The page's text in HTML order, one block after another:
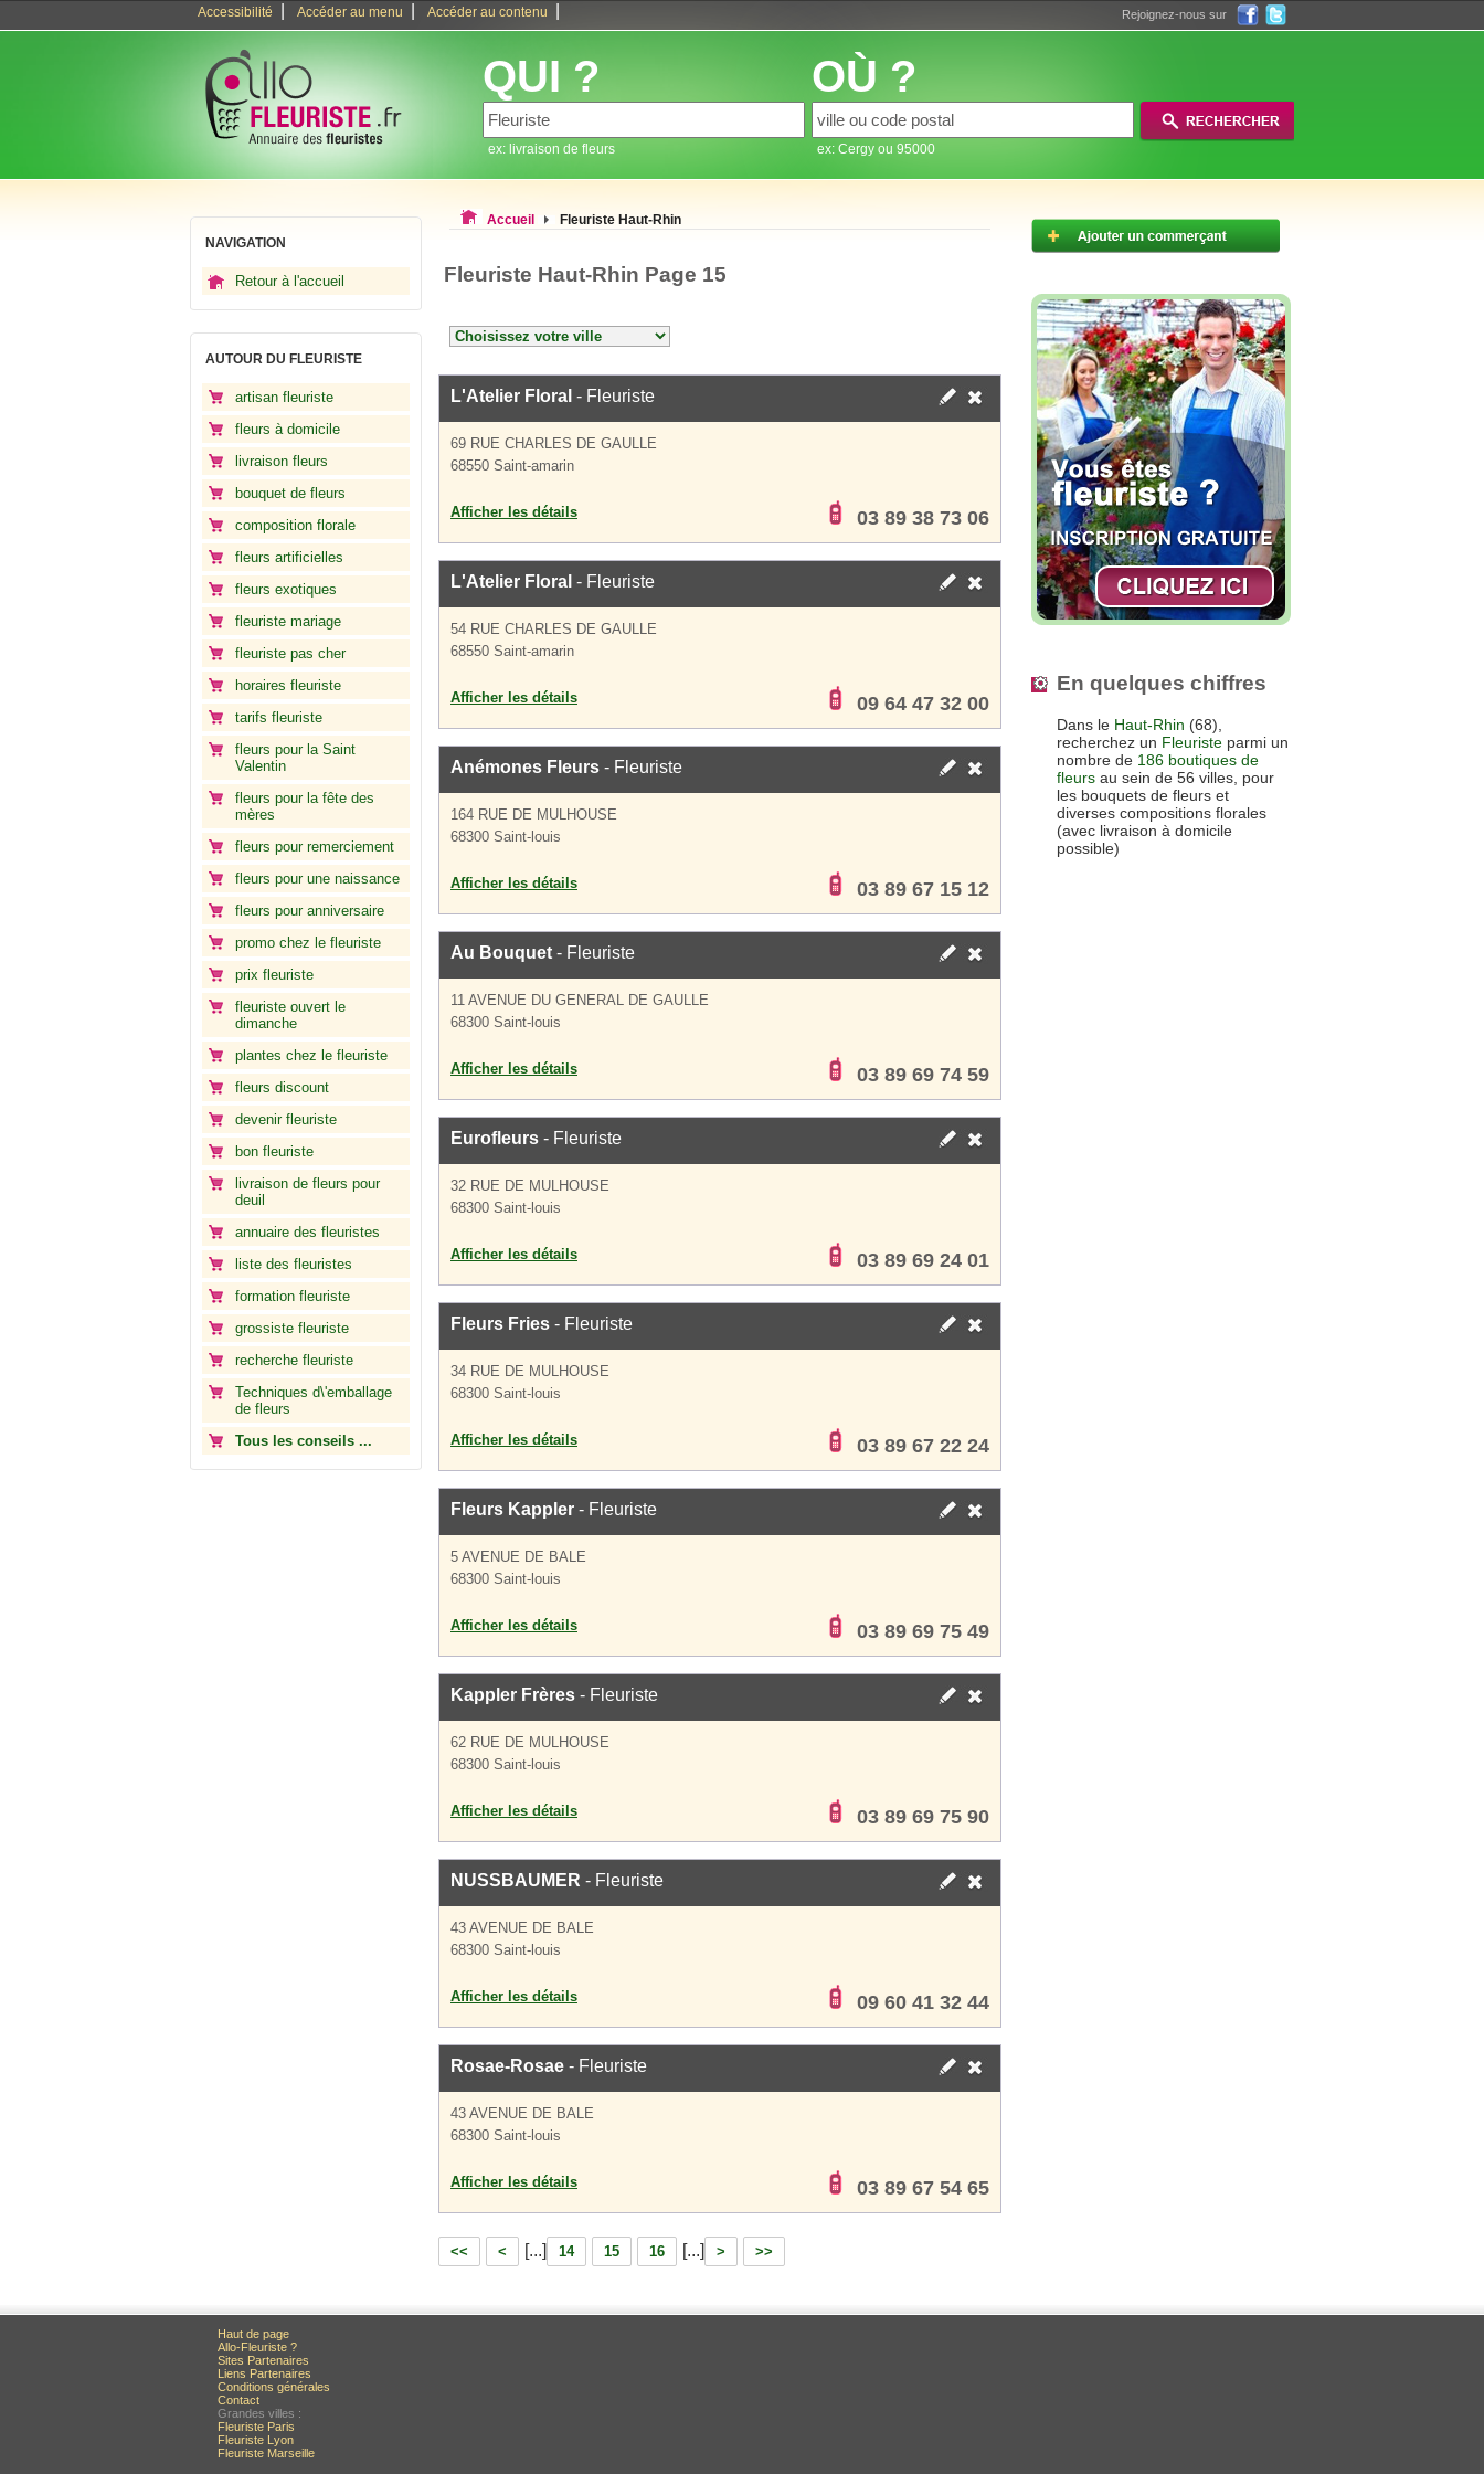
Accessibilité Accéder au menu Accéder au contenu Rejoignez-nous sur
QUI ?
ex: livraison de fleurs
OÙ ?
ex: Cergy ou 95000
NAVIGATION
Retour à l'accueil
AUTOUR DU FLEURISTE
artisan fleuriste
fleurs à domicile
livraison fleurs
bouquet de fleurs
composition florale
fleurs artificielles
fleurs exotiques
fleuriste mariage
fleuriste pas cher
horaires fleuriste
tarifs fleuriste
fleurs pour la Saint
Valentin
fleurs pour la fête des
mères
fleurs pour remerciement
fleurs pour une naissance
fleurs pour anniversaire
promo chez le fleuriste
prix fleuriste
fleuriste ouvert le
dimanche
plantes chez le fleuriste
fleurs discount
devenir fleuriste
bon fleuriste
livraison de fleurs pour
deuil
annuaire des fleuristes
liste des fleuristes
formation fleuriste
grossiste fleuriste
recherche fleuriste
Techniques d\'emballage
de fleurs
Tous les conseils ...
Accueil Fleuriste Haut-Rhin
Fleuriste Haut-Rhin Page 15
L'Atelier Floral - Fleuriste
69 RUE CHARLES DE GAULLE
68550 Saint-amarin
Afficher les détails 03 89 38 73 06
L'Atelier Floral - Fleuriste
54 RUE CHARLES DE GAULLE
68550 Saint-amarin
Afficher les détails 09 64 47 32 00
Anémones Fleurs - Fleuriste
164 RUE DE MULHOUSE
68300 Saint-louis
Afficher les détails 03 89 67 15 12
Au Bouquet - Fleuriste
11 AVENUE DU GENERAL DE GAULLE
68300 Saint-louis
Afficher les détails 03 89 69 74 59
Eurofleurs - Fleuriste
32 RUE DE MULHOUSE
68300 Saint-louis
Afficher les détails 03 89 69 24 01
Fleurs Fries - Fleuriste
34 RUE DE MULHOUSE
68300 Saint-louis
Afficher les détails 03 89 67 22 24
Fleurs Kappler - Fleuriste
5 AVENUE DE BALE
68300 Saint-louis
Afficher les détails 03 89 69 75 49
Kappler Frères - Fleuriste
62 RUE DE MULHOUSE
68300 Saint-louis
Afficher les détails 03 89 69 75 90
NUSSBAUMER - Fleuriste
43 AVENUE DE BALE
68300 Saint-louis
Afficher les détails 09 60 41 32 44
Rosae-Rosae - Fleuriste
43 AVENUE DE BALE
68300 Saint-louis
Afficher les détails 03 89 67 54 65
<< < [...] 14 15 16 [...] > >>
En quelques chiffres
Dans le Haut-Rhin (68),
recherchez un Fleuriste parmi un
nombre de 186 boutiques de
fleurs au sein de 56 villes, pour
les bouquets de fleurs et
diverses compositions florales
(avec livraison à domicile
possible)
Haut de page
Allo-Fleuriste ?
Sites Partenaires
Liens Partenaires
Conditions générales
Contact
Grandes villes :
Fleuriste Paris
Fleuriste Lyon
Fleuriste Marseille